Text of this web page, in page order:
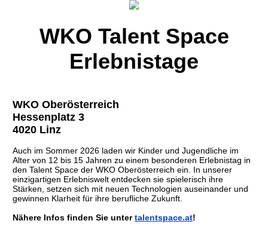
WKO Talent Space
Erlebnistage
WKO Oberösterreich
Hessenplatz 3
4020 Linz
Auch im Sommer 2026 laden wir Kinder und Jugendliche im
Alter von 12 bis 15 Jahren zu einem besonderen Erlebnistag in
den Talent Space der WKO Oberösterreich ein. In unserer
einzigartigen Erlebniswelt entdecken sie spielerisch ihre
Stärken, setzen sich mit neuen Technologien auseinander und
gewinnen Klarheit für ihre berufliche Zukunft.
Nähere Infos finden Sie untertalentspace.at!